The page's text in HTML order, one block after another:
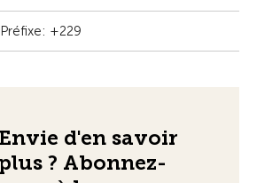
Préfixe: +229